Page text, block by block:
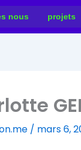
nous projets
/ mars 6,